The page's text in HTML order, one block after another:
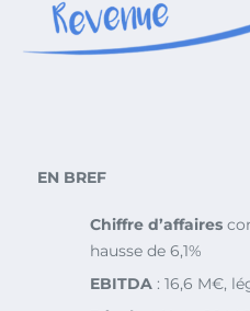
EN BREF
Chiffre d’affaires
hausse de 6,1%
EBITDA : 16,6 M€,